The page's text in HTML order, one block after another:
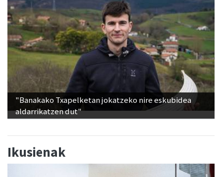
"Banakako Txapelketan jokatzeko nire eskubidea
aldarrikatzen dut"